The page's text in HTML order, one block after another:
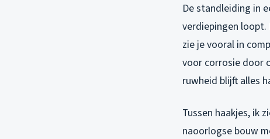
De standleiding in
verdiepingen loopt.
zie je vooral in
voor corrosie door
ruwheid blijft alles
Tussen haakjes, ik
naoorlogse bouw